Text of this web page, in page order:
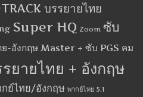
บรรยายไทย
Super HQ Zoom ซับ
ย-อังกฤษ Master + ซับ PGS คม
ยายไทย + อังกฤษ
ย์ไทย/อังกฤษ พากย์ไทย 5.1